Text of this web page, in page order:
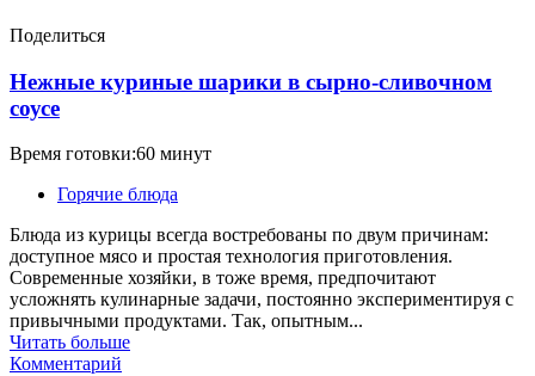
Поделиться
Нежные куриные шарики в сырно-сливочном
соусе
Время готовки:60 минут
Горячие блюда
Блюда из курицы всегда востребованы по двум причинам:
доступное мясо и простая технология приготовления.
Современные хозяйки, в тоже время, предпочитают
усложнять кулинарные задачи, постоянно экспериментируя с
привычными продуктами. Так, опытным...
Читать больше
Комментарий